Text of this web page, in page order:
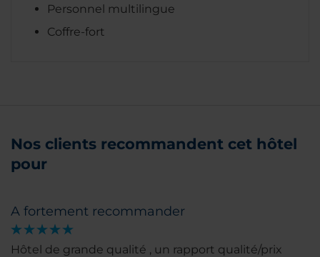
Personnel multilingue
Coffre-fort
Nos clients recommandent cet hôtel
pour
A fortement recommander
Hôtel de grande qualité , un rapport qualité/prix